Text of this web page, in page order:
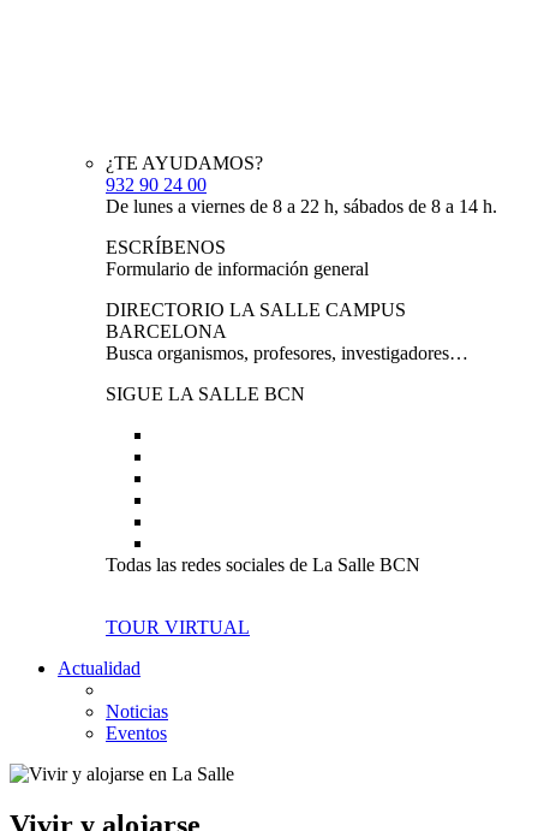
¿TE AYUDAMOS?
932 90 24 00
De lunes a viernes de 8 a 22 h, sábados de 8 a 14 h.
ESCRÍBENOS
Formulario de información general
DIRECTORIO LA SALLE CAMPUS
BARCELONA
Busca organismos, profesores, investigadores…
SIGUE LA SALLE BCN
Todas las redes sociales de La Salle BCN
TOUR VIRTUAL
Actualidad
Noticias
Eventos